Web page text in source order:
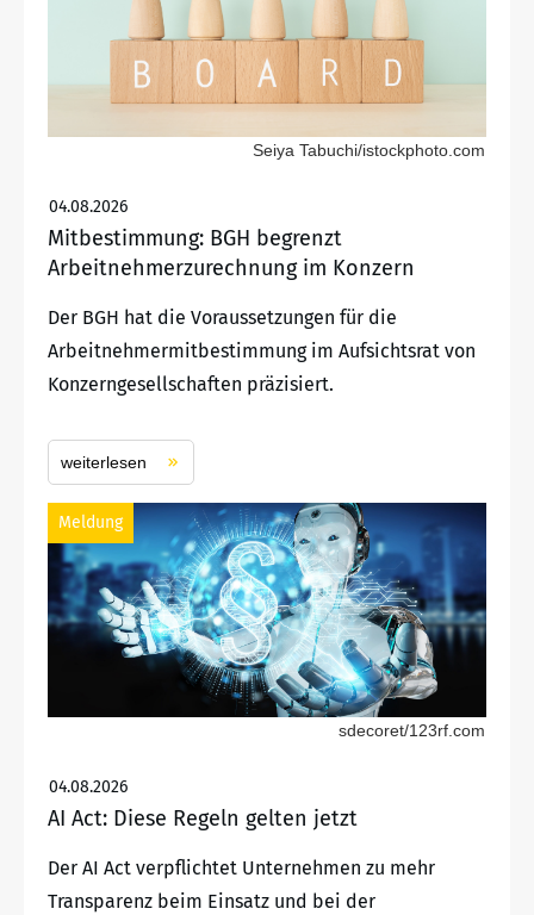
Seiya Tabuchi/istockphoto.com
04.08.2026
Mitbestimmung: BGH begrenzt
Arbeitnehmerzurechnung im Konzern
Der BGH hat die Voraussetzungen für die
Arbeitnehmermitbestimmung im Aufsichtsrat von
Konzerngesellschaften präzisiert.
weiterlesen
Meldung
sdecoret/123rf.com
04.08.2026
AI Act: Diese Regeln gelten jetzt
Der AI Act verpflichtet Unternehmen zu mehr
Transparenz beim Einsatz und bei der